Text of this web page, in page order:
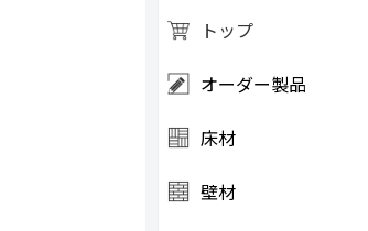
トップ
オーダー製品
床材
壁材